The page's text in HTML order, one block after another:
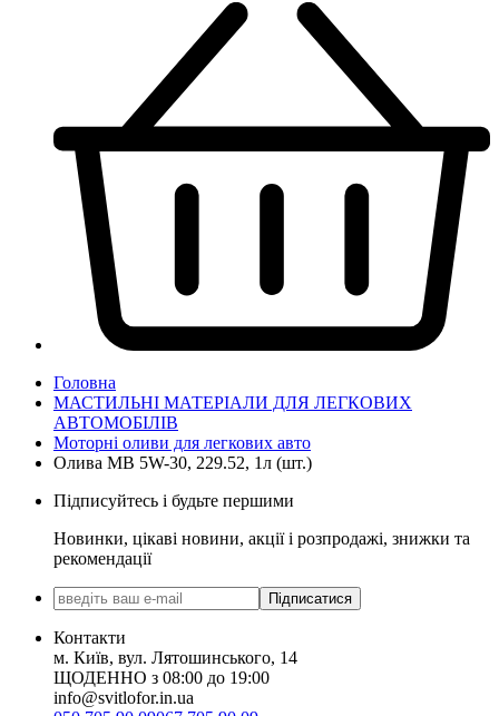
Головна
МАСТИЛЬНІ МАТЕРІАЛИ ДЛЯ ЛЕГКОВИХ
АВТОМОБІЛІВ
Моторні оливи для легкових авто
Олива MB 5W-30, 229.52, 1л (шт.)
Підписуйтесь і будьте першими
Новинки, цікаві новини, акції і розпродажі, знижки та
рекомендації
Підписатися
Контакти
м. Київ, вул. Лятошинського, 14
ЩОДЕННО з 08:00 до 19:00
info@svitlofor.in.ua